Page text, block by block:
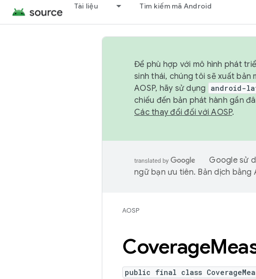
Tài liệu Tìm kiếm mã Android
Để phù hợp với mô hình phát
sinh thái, chúng tôi sẽ xuất bản
AOSP, hãy sử dụng
android-
chiếu đến bản phát hành gần
Các thay đổi đối với AOSP.
Google sử
ngữ bạn ưu tiên. Bản dịch bằng
AOSP
Coverage
public final class